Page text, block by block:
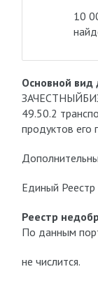
10
Основной вид
49.50.2
продуктов его
Единый
Реестр
По данным
не числится.